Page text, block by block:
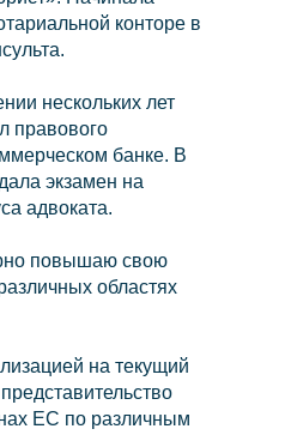
конторе в
нескольких лет
правового
банке. В
экзамен на
адвоката.
повышаю свою
областях
на текущий
ЕС по различным